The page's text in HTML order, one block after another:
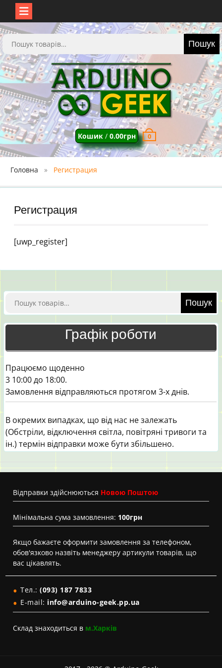
Перейти
до
вмісту
Шукати: Пошук
Кошик/ 0.00грн 0
Головна Регистрация
Регистрация
[uwp_register]
Шукати: Пошук
Графік роботи
Працюємо щоденно
3 10:00 до 18:00.
Замовлення відправляються протягом 3-х днів.
В окремих випадках, що від нас не залежать
(Обстріли, відключення світла, повітряні тривоги та
ін.) термін відправки може бути збільшено.
Вiдправки здійснюються Новою Поштою
Мінімальна сума замовлення: 100грн
Якщо бажаєте оформити замовлення за телефоном,
обов'язково назвіть менеджеру артикули товарів, що
вас цікавлять.
Тел.: (093) 187 7833
E-mail: info@arduino-geek.pp.ua
Склад знаходиться в м.Харків